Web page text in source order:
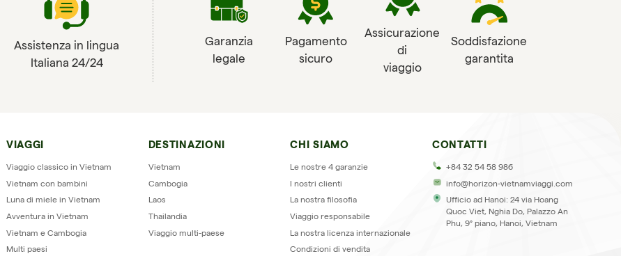
Assistenza in lingua
Italiana 24/24
Garanzia
legale
Pagamento
sicuro
Assicurazione
di
viaggio
Soddisfazione
garantita
Recensioni su Horizon Vietnam Travel
VIAGGI
Viaggio classico in Vietnam
Vietnam con bambini
Luna di miele in Vietnam
Avventura in Vietnam
Vietnam e Cambogia
Multi paesi
DESTINAZIONI
Vietnam
Cambogia
Laos
Thailandia
Viaggio multi-paese
CHI SIAMO
Le nostre 4 garanzie
I nostri clienti
La nostra filosofia
Viaggio responsabile
La nostra licenza internazionale
Condizioni di vendita
CONTATTI
+84 32 54 58 986
info@horizon-vietnamviaggi.com
Ufficio ad Hanoi: 24 via Hoang
Quoc Viet, Nghia Do, Palazzo An
Phu, 9° piano, Hanoi, Vietnam